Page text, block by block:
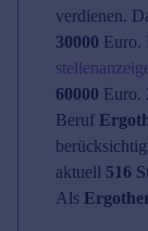
verdienen.
30000 Euro.
60000 Euro.
Beruf
aktuell 516
Als